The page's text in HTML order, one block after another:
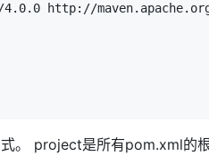
http://
。 project是所有pom.xml的